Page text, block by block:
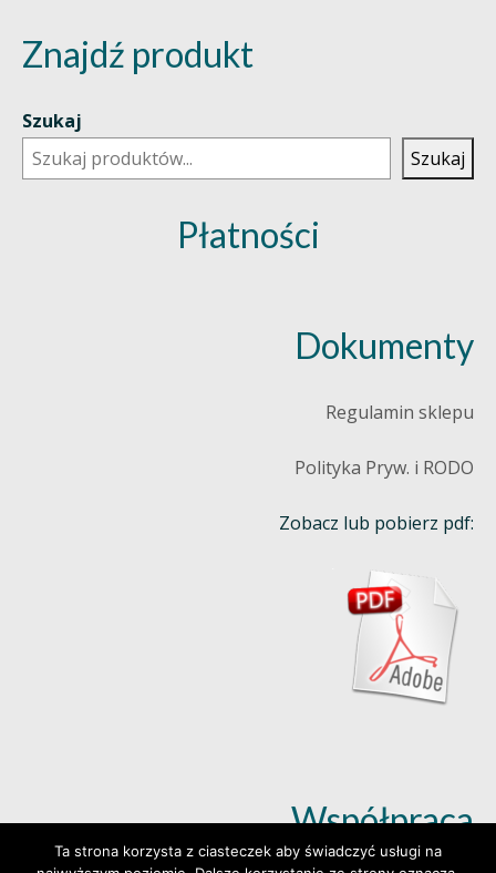
Znajdź produkt
Szukaj
Szukaj
Płatności
Dokumenty
Regulamin sklepu
Polityka Pryw. i RODO
Zobacz lub pobierz pdf:
Współpraca
Ta strona korzysta z ciasteczek aby świadczyć usługi na